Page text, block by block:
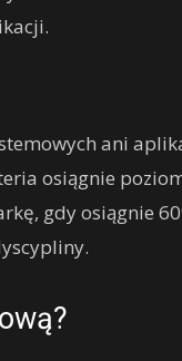
ani
osiągnie
gdy osiągnie